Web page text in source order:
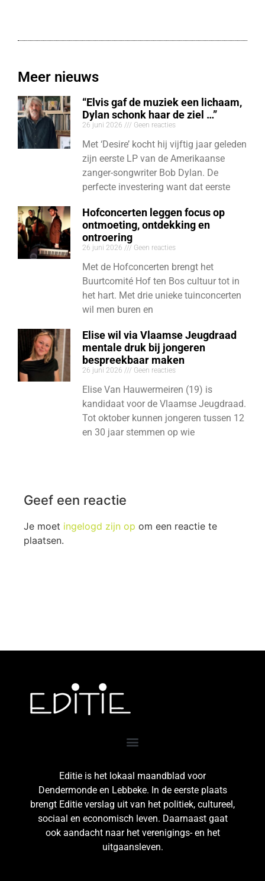
Meer nieuws
“Elvis gaf de muziek een lichaam,
Dylan schonk haar de ziel …”
26 juni 2026 Geen reacties
Met ‘Desire’ kocht hij vijftig jaar geleden
zijn eerste LP van de Amerikaanse
zanger-songwriter Bob Dylan. De
perfecte investering want dat eerste
Hofconcerten leggen focus op
ontmoeting, ontdekking en
ontroering
26 juni 2026 Geen reacties
Met de Hofconcerten brengt het
Buurtcomité Hof ten Bos cultuur tot in
het hart. Met drie unieke tuinconcerten
wil men buren en
Elise wil via Vlaamse Jeugdraad
mentale druk bij jongeren
bespreekbaar maken
26 juni 2026 Geen reacties
Elise Van Hauwermeiren (19) is
kandidaat voor de Vlaamse Jeugdraad.
Tot oktober kunnen jongeren tussen 12
en 30 jaar stemmen op wie
Geef een reactie
Je moet ingelogd zijn op om een reactie te
plaatsen.
Editie is het lokaal maandblad voor
Dendermonde en Lebbeke. In de eerste plaats
brengt Editie verslag uit van het politiek, cultureel,
sociaal en economisch leven. Daarnaast gaat
ook aandacht naar het verenigings- en het
uitgaansleven.